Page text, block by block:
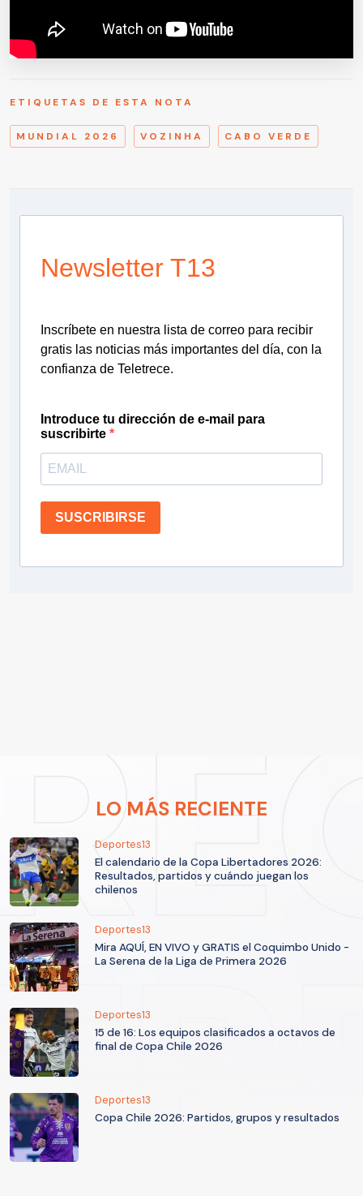
ETIQUETAS DE ESTA NOTA
MUNDIAL 2026 VOZINHA CABO VERDE
Newsletter T13
Inscríbete en nuestra lista de correo para recibir
gratis las noticias más importantes del día, con la
confianza de Teletrece.
Introduce tu dirección de e-mail para
suscribirte
SUSCRIBIRSE
LO MÁS RECIENTE
Deportes13
El calendario de la Copa Libertadores 2026:
Resultados, partidos y cuándo juegan los
chilenos
Deportes13
Mira AQUÍ, EN VIVO y GRATIS el Coquimbo Unido -
La Serena de la Liga de Primera 2026
Deportes13
15 de 16: Los equipos clasificados a octavos de
final de Copa Chile 2026
Deportes13
Copa Chile 2026: Partidos, grupos y resultados